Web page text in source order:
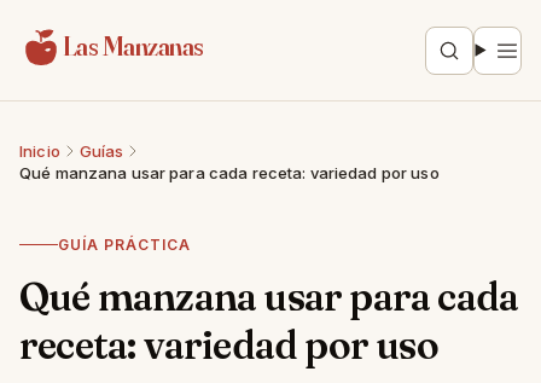
Las Manzanas
Inicio
Guías
Qué manzana usar para cada receta: variedad por uso
GUÍA PRÁCTICA
Qué manzana usar para cada
receta: variedad por uso